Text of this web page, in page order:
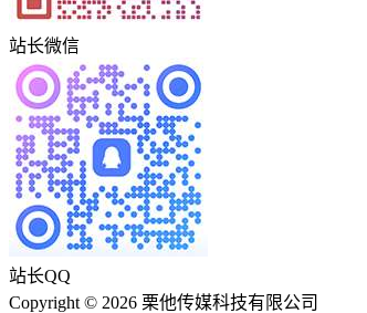
站长微信
站长QQ
Copyright © 2026 栗他传媒科技有限公司